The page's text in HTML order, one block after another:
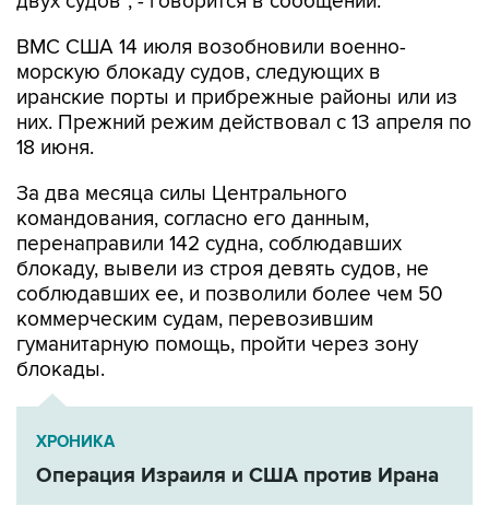
ВМС США 14 июля возобновили военно-
морскую блокаду судов, следующих в
иранские порты и прибрежные районы или из
них. Прежний режим действовал с 13 апреля по
18 июня.
За два месяца силы Центрального
командования, согласно его данным,
перенаправили 142 судна, соблюдавших
блокаду, вывели из строя девять судов, не
соблюдавших ее, и позволили более чем 50
коммерческим судам, перевозившим
гуманитарную помощь, пройти через зону
блокады.
ХРОНИКА
Операция Израиля и США против Ирана